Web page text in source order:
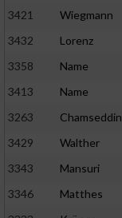
3421 Wiegmann
3432
Lorenz
3358
Name
3413
Name
3263
Chamseddin
3429
Walther
3343
Mansuri
3346
Matthes